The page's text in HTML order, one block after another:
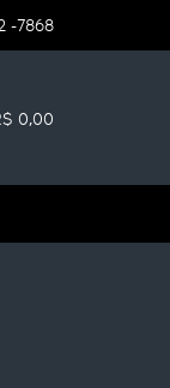
-7868
0,00